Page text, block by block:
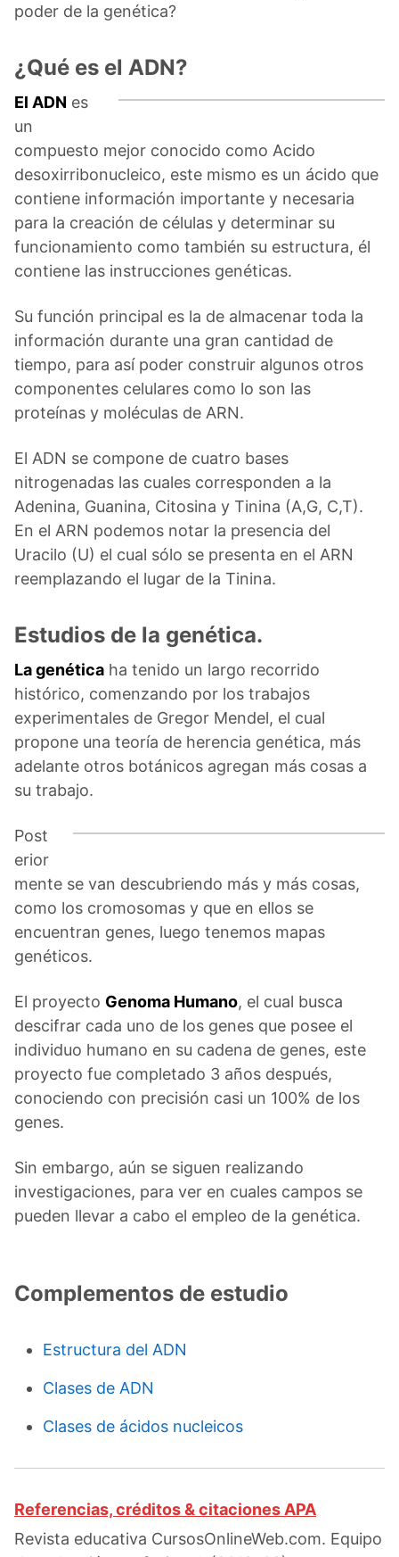
poder de la genética?
¿Qué es el ADN?
El ADN es
un
compuesto mejor conocido como Acido
desoxirribonucleico, este mismo es un ácido que
contiene información importante y necesaria
para la creación de células y determinar su
funcionamiento como también su estructura, él
contiene las instrucciones genéticas.
Su función principal es la de almacenar toda la
información durante una gran cantidad de
tiempo, para así poder construir algunos otros
componentes celulares como lo son las
proteínas y moléculas de ARN.
El ADN se compone de cuatro bases
nitrogenadas las cuales corresponden a la
Adenina, Guanina, Citosina y Tinina (A,G, C,T).
En el ARN podemos notar la presencia del
Uracilo (U) el cual sólo se presenta en el ARN
reemplazando el lugar de la Tinina.
Estudios de la genética.
La genética ha tenido un largo recorrido
histórico, comenzando por los trabajos
experimentales de Gregor Mendel, el cual
propone una teoría de herencia genética, más
adelante otros botánicos agregan más cosas a
su trabajo.
Post
erior
mente se van descubriendo más y más cosas,
como los cromosomas y que en ellos se
encuentran genes, luego tenemos mapas
genéticos.
El proyecto Genoma Humano, el cual busca
descifrar cada uno de los genes que posee el
individuo humano en su cadena de genes, este
proyecto fue completado 3 años después,
conociendo con precisión casi un 100% de los
genes.
Sin embargo, aún se siguen realizando
investigaciones, para ver en cuales campos se
pueden llevar a cabo el empleo de la genética.
Complementos de estudio
Estructura del ADN
Clases de ADN
Clases de ácidos nucleicos
Referencias, créditos & citaciones APA
Revista educativa CursosOnlineWeb.com. Equipo